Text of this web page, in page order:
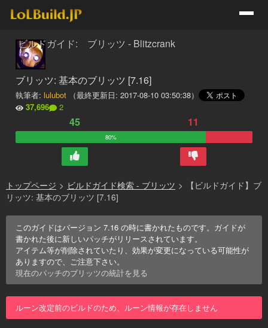
ビルドガイド: ブリッツ - Blitzcrank
ブリッツ: 基本のブリッツ [7.16]
執筆者: lulubot （最終更新日: 2017-08-10 03:50:38）
37,696
2
45 11
80%
トップページ > ビルドガイド検索 - ブリッツ >
【ビルドガイド】ブ
リッツ: 基本のブリッツ [7.16]
このガイドはバージョン7.16 の時に書かれたものです。ガイドが
書かれた後に新しいパッチがリリースされています。
アイテム等が削除されていたり、効果が変更になっている可能性が
ありますので、ご注意下さい。
現在のパッチのブリッツの統計を見る
ルーン改定前のビルドのため、ルーン情報が存在しません